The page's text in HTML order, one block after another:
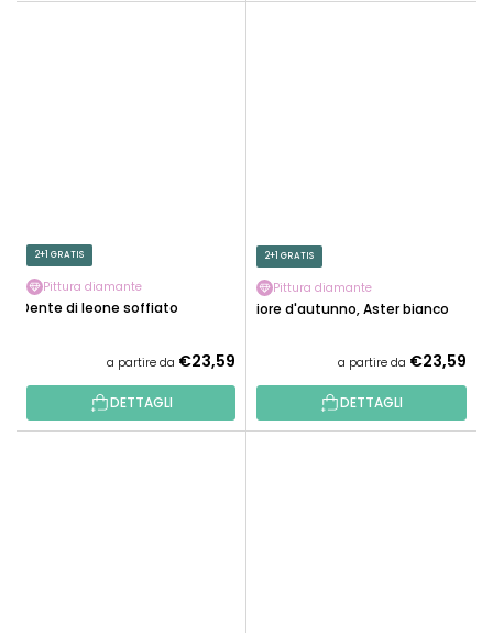
2+1 GRATIS
Pittura diamante
Dente di leone soffiato
a partire da €23,59
DETTAGLI
2+1 GRATIS
Pittura diamante
Fiore d'autunno, Aster bianco
a partire da €23,59
DETTAGLI